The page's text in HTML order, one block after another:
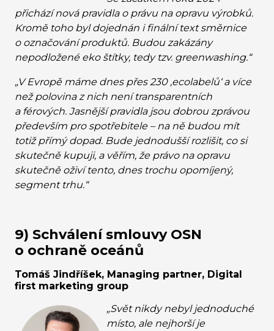
přichází nová pravidla o právu na opravu výrobků.
Kromě toho byl dojednán i finální text směrnice
o označování produktů. Budou zakázány
nepodložené eko štítky, tedy tzv. greenwashing.“
„V Evropě máme dnes přes 230 ‚ecolabelů‘ a více
než polovina z nich není transparentních
a férových. Jasnější pravidla jsou dobrou zprávou
především pro spotřebitele – na ně budou mít
totiž přímý dopad. Bude jednodušší rozlišit, co si
skutečně kupuji, a věřím, že právo na opravu
skutečně oživí tento, dnes trochu opomíjený,
segment trhu.“
9) Schválení smlouvy OSN
o ochraně oceánů
Tomáš Jindříšek, Managing partner, Digital
first marketing group
„Svět nikdy nebyl jednoduché
místo, ale nejhorší je